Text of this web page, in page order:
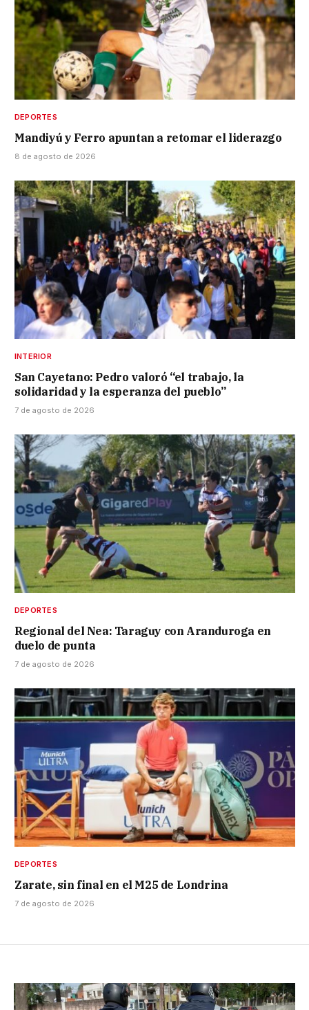
DEPORTES
Mandiyú y Ferro apuntan a retomar el liderazgo
8 de agosto de 2026
INTERIOR
San Cayetano: Pedro valoró “el trabajo, la
solidaridad y la esperanza del pueblo”
7 de agosto de 2026
DEPORTES
Regional del Nea: Taraguy con Aranduroga en
duelo de punta
7 de agosto de 2026
DEPORTES
Zarate, sin final en el M25 de Londrina
7 de agosto de 2026